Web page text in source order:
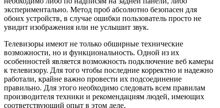
экспериментально. Метод проб абсолютно безопасен для
обоих устройств, в случае ошибки пользователь просто не
увидит изображения или не услышит звук.
Телевизоры имеют не только обширные технические
возможности, но и функциональность. Одной из их
особенностей является возможность подключение веб камеры
к телевизору. Для того чтобы последние корректно и надежно
работали, крайне важно провести их подсоединение
правильно. Для этого необходимо следовать всем правилам
производителя техники и рекомендациям людей, имеющих
соответствующий опыт в этом деле.